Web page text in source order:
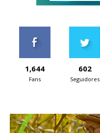
1,644
Fans
602
Seguidores